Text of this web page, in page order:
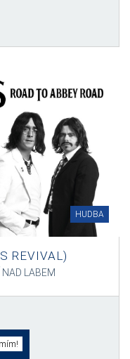
HUDBA
REVIVAL)
NAD LABEM